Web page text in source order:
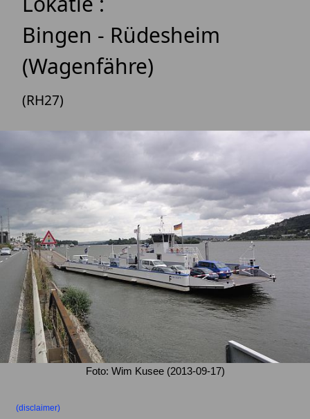
Bingen - Rüdesheim
(Wagenfähre)
(RH27)
Foto: Wim Kusee (2013-09-17)
(disclaimer)